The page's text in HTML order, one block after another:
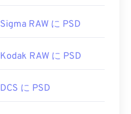
Sigma RAW に PSD
Kodak RAW に PSD
DCS に PSD